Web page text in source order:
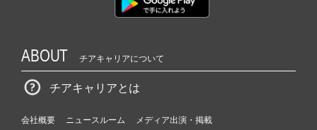
ABOUT チアキャリアについて
チアキャリアとは
会社概要 ニュースルーム
メディア出演・掲載